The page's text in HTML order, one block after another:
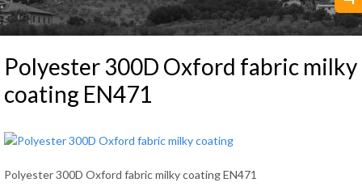
Polyester 300D Oxford fabric milky
coating EN471
Polyester 300D Oxford fabric milky coating EN471